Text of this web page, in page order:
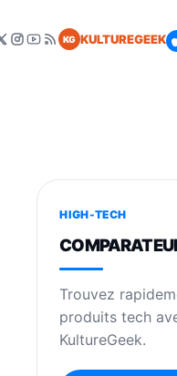
KG KULTUREGEEK
HIGH-TECH
Trouvez
produits tech
KultureGeek.